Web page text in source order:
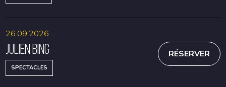
Julien Bing
SPECTACLES
26.09.2026
RÉSERVER